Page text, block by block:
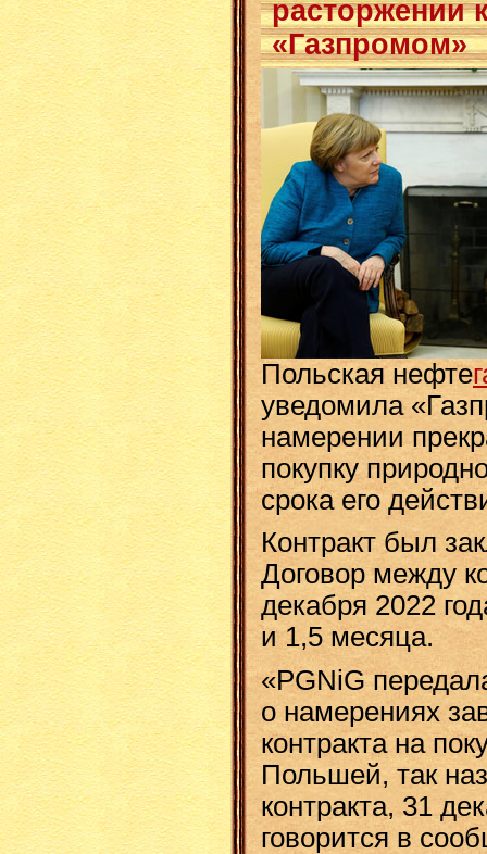
расторжении
«Газпромом»
Польская нефте
уведомила
намерении
покупку
срока его
Контракт был
Договор между
декабря 2022
и 1,5 месяца.
«PGNiG
о намерениях
контракта на
Польшей, так
контракта, 31
говорится в